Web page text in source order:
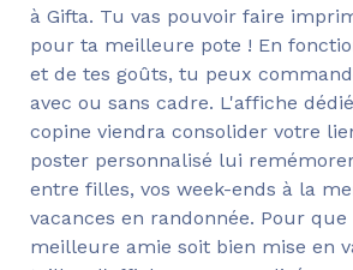
à Gifta. Tu vas pouvoir faire
pour ta meilleure pote ! En
et de tes goûts, tu peux
avec ou sans cadre. L'affiche
copine viendra consolider votre
poster personnalisé lui
entre filles, vos week-ends à la
vacances en randonnée. Pour
meilleure amie soit bien mise en